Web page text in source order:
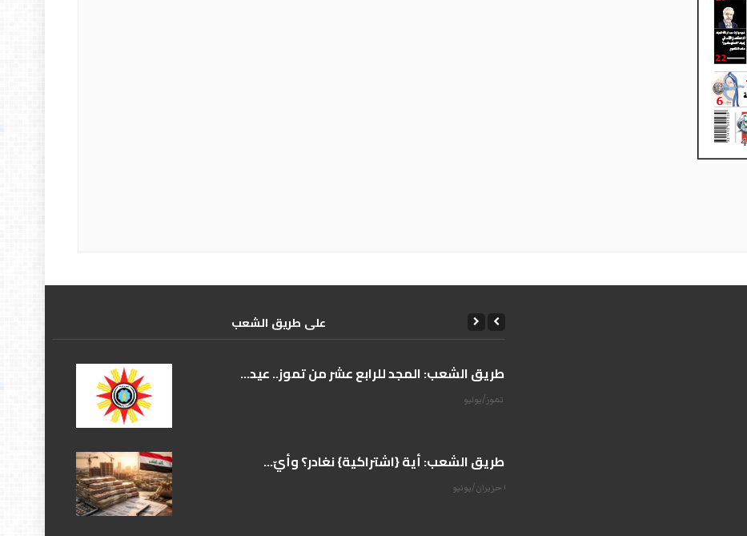
علی طریق الشعب
على طريق الشعب: المجد للرابع عشر من تموز.. عيد...
على طريق الشعب: أية {اشتراكية} نغادر؟ وأيّ...
07 حزيران/يونيو